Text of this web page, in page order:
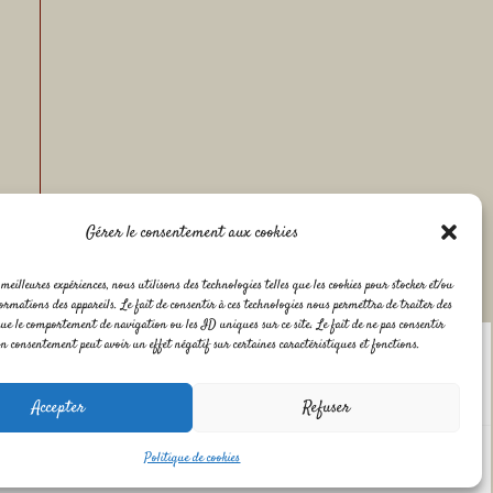
Gérer le consentement aux cookies
expériences, nous utilisons des technologies telles que les cookies pour stocker et/ou
des appareils. Le fait de consentir à ces technologies nous permettra de traiter des
le comportement de navigation ou les ID uniques sur ce site. Le fait de ne pas consentir
consentement peut avoir un effet négatif sur certaines caractéristiques et fonctions.
Accepter Refuser
Politique de cookies